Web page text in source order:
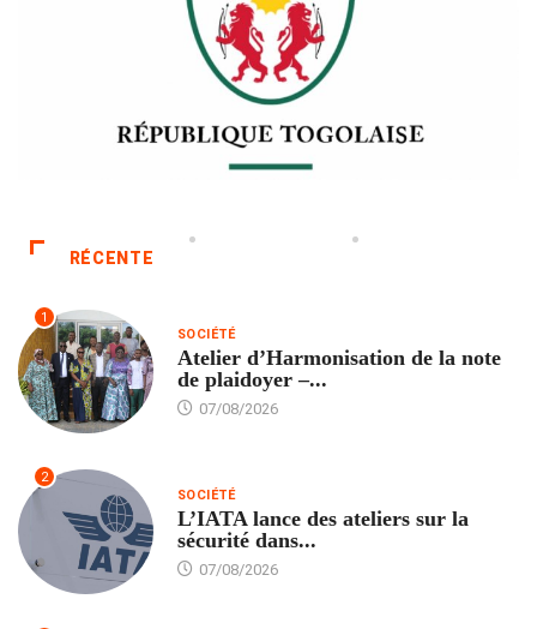
RÉCENTE
1
SOCIÉTÉ
Atelier d’Harmonisation de la note
de plaidoyer –...
07/08/2026
2
SOCIÉTÉ
L’IATA lance des ateliers sur la
sécurité dans...
07/08/2026